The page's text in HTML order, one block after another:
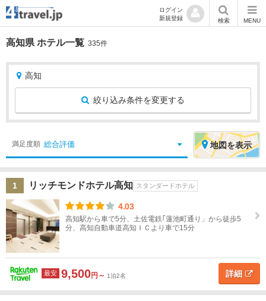
ログイン
新規登録
検索 MENU
高知県 ホテル一覧 335件
高知
絞り込み条件を変更する
り
条
件
宿
地
高
リ
選
択
北
海
道
満足度順 総合評価 地図を表示
1 リッチモンドホテル高知 スタンダードホテル
4.03
高知駅から車で5分、土佐電鉄｢蓮池町通り」から徒歩5
分、高知自動車道高知ＩＣより車で15分
最安 9,500円～ 1泊2名 詳細